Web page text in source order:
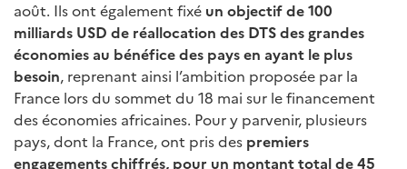
août. Ils ont également fixé un objectif de 100
milliards USD de réallocation des DTS des grandes
économies au bénéfice des pays en ayant le plus
besoin, reprenant ainsi l’ambition proposée par la
France lors du sommet du 18 mai sur le financement
des économies africaines. Pour y parvenir, plusieurs
pays, dont la France, ont pris des premiers
engagements chiffrés, pour un montant total de 45